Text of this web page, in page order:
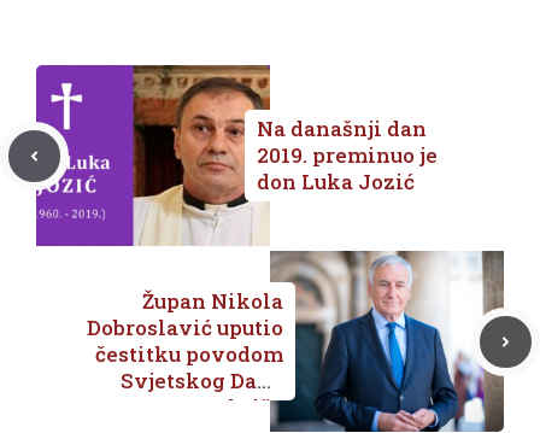
Na današnji dan
2019. preminuo je
don Luka Jozić
Župan Nikola
Dobroslavić uputio
čestitku povodom
Svjetskog Dana
Crvenog križa